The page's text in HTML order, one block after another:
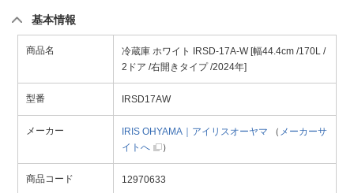
基本情報
商品名
冷蔵庫 ホワイト IRSD-17A-W [幅44.4cm /170L /
2ドア /右開きタイプ /2024年]
型番 IRSD17AW
メーカー IRIS OHYAMA｜アイリスオーヤマ （ メーカーサ
イトへ
）
商品コード 12970633